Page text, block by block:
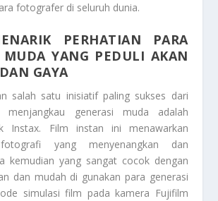
fotografer di seluruh dunia.
PERHATIAN PARA
MUDA YANG PEDULI AKAN
GAYA
salah satu inisiatif paling sukses dari
menjangkau generasi muda adalah
Instax. Film instan ini menawarkan
yang menyenangkan dan
kemudian yang sangat cocok dengan
dan mudah di gunakan para generasi
simulasi film pada kamera Fujifilm